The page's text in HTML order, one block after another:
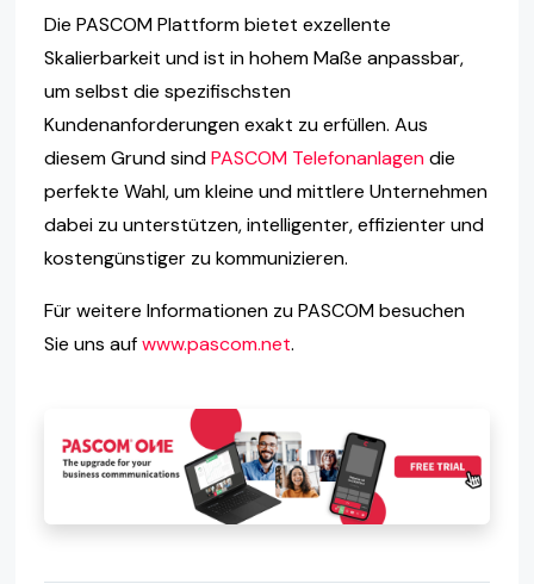
Die PASCOM Plattform bietet exzellente
Skalierbarkeit und ist in hohem Maße anpassbar,
um selbst die spezifischsten
Kundenanforderungen exakt zu erfüllen. Aus
diesem Grund sindPASCOM Telefonanlagendie
perfekte Wahl, um kleine und mittlere Unternehmen
dabei zu unterstützen, intelligenter, effizienter und
kostengünstiger zu kommunizieren.
Für weitere Informationen zu PASCOM besuchen
Sie uns aufwww.pascom.net.